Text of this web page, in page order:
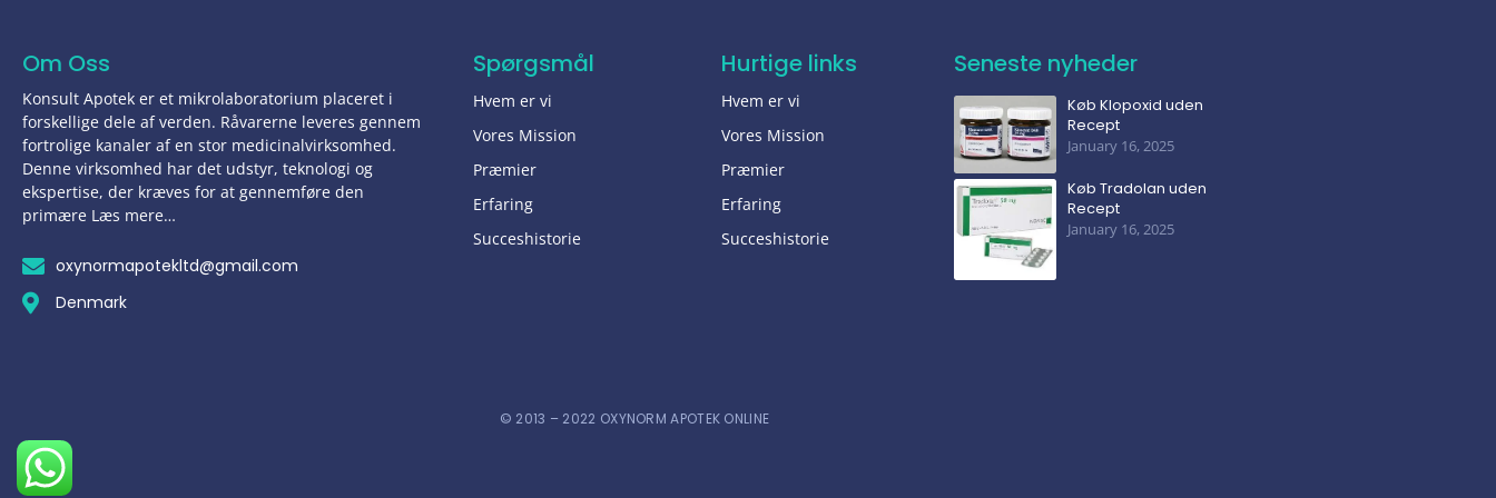
Om Oss
Konsult Apotek er et mikrolaboratorium placeret i
forskellige dele af verden. Råvarerne leveres gennem
fortrolige kanaler af en stor medicinalvirksomhed.
Denne virksomhed har det udstyr, teknologi og
ekspertise, der kræves for at gennemføre den
primære Læs mere…
oxynormapotekltd@gmail.com
Denmark
Spørgsmål
Hvem er vi
Vores Mission
Præmier
Erfaring
Succeshistorie
Hurtige links
Hvem er vi
Vores Mission
Præmier
Erfaring
Succeshistorie
Seneste nyheder
Køb Klopoxid uden
Recept
January 16, 2025
Køb Tradolan uden
Recept
January 16, 2025
© 2013 – 2022 OXYNORM APOTEK ONLINE